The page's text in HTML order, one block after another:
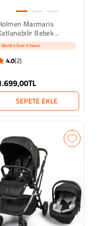
Marmaris
Bebek
- Gold
World'e Özel 6 Taksit
4.0(2)
4.0 star rating
2 İncelemeler
SEPETE EKLE